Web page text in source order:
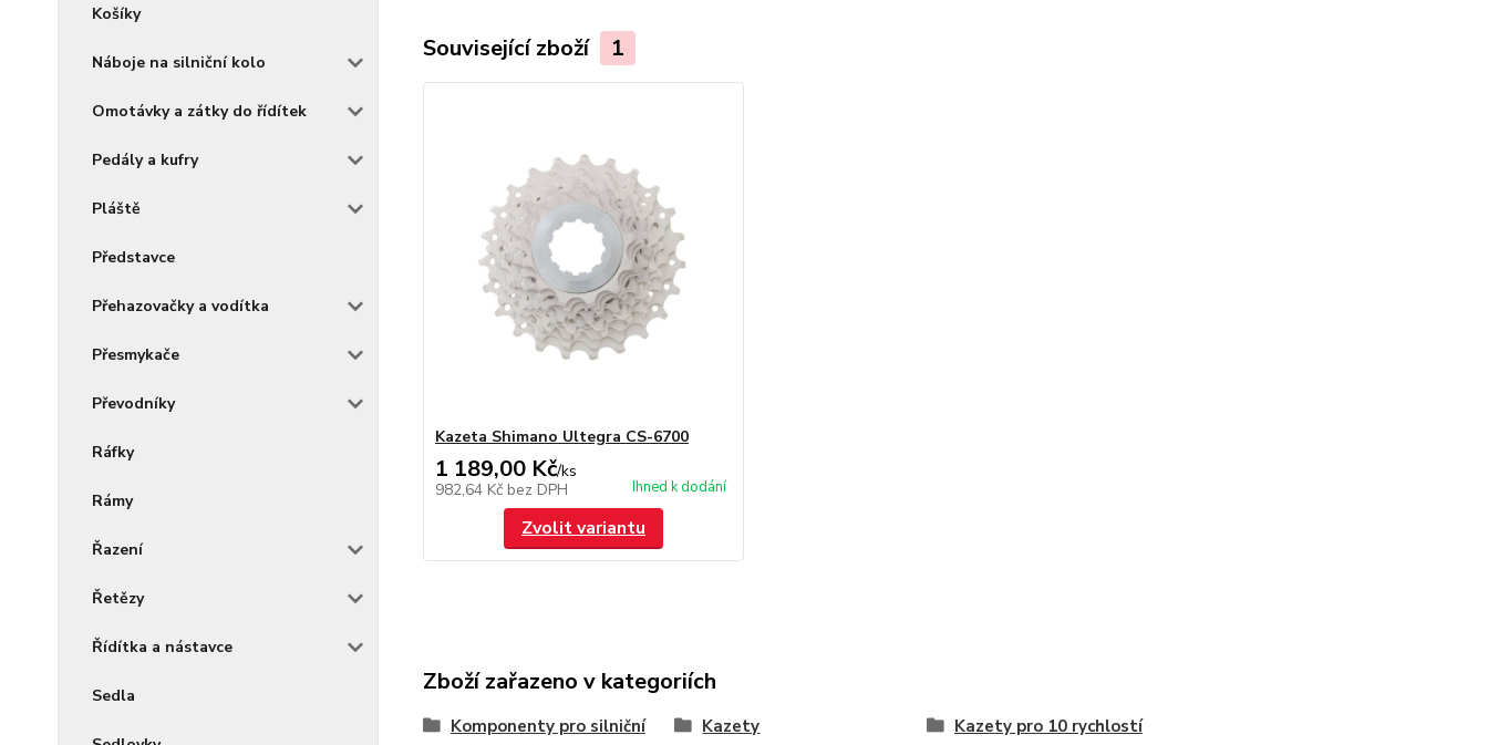
Košíky
Náboje na silniční kolo
Omotávky a zátky do řídítek
Pedály a kufry
Pláště
Představce
Přehazovačky a vodítka
Přesmykače
Převodníky
Ráfky
Rámy
Řazení
Řetězy
Řídítka a nástavce
Sedla
Související zboží 1
Kazeta Shimano Ultegra CS-6700
1 189,00 Kč/ks
982,64 Kč bez DPH Ihned k dodání
Zvolit variantu
Zboží zařazeno v kategoriích
Komponenty pro silniční
Kazety Kazety pro 10 rychlostí